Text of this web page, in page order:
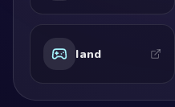
land